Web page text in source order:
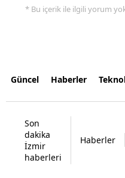
* Bu içerik ile ilgili yorum
Güncel Haberler
Son
dakika
İzmir
haberleri
Haberler